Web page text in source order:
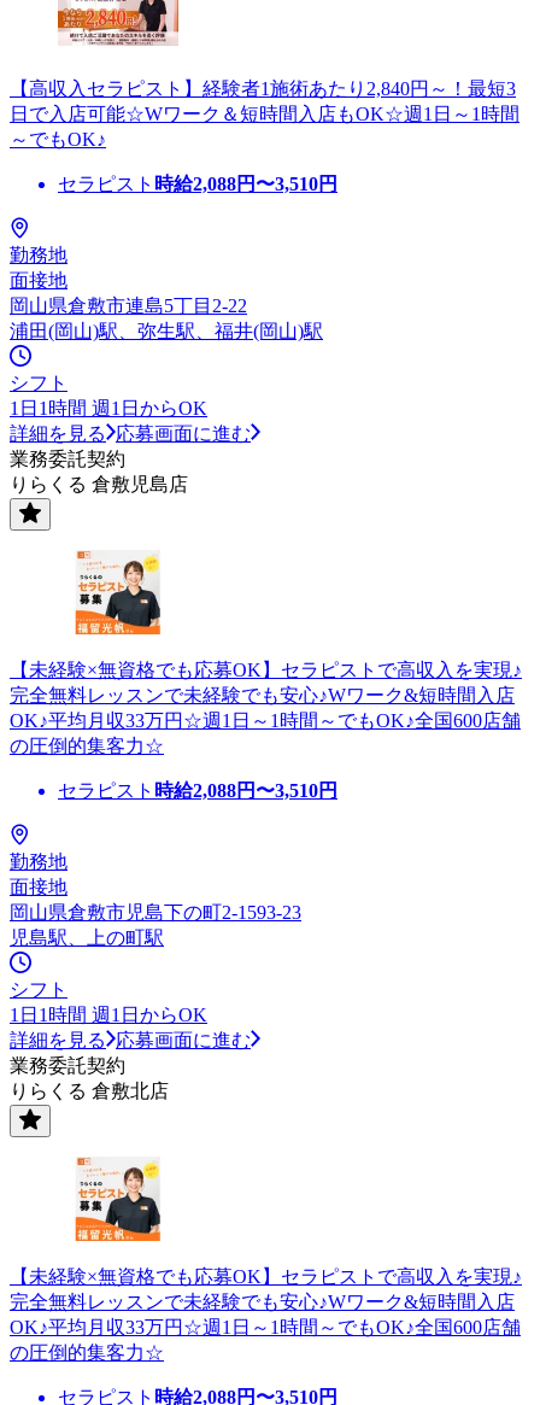
【高収入セラピスト】経験者1施術あたり2,840円～！最短3
日で入店可能☆Wワーク＆短時間入店もOK☆週1日～1時間
～でもOK♪
セラピスト 時給2,088円〜3,510円
勤務地
面接地
岡山県倉敷市連島5丁目2-22
浦田(岡山)駅、弥生駅、福井(岡山)駅
シフト
1日1時間 週1日からOK
詳細を見る
応募画面に進む
業務委託契約
りらくる 倉敷児島店
【未経験×無資格でも応募OK】セラピストで高収入を実現♪
完全無料レッスンで未経験でも安心♪Wワーク&短時間入店
OK♪平均月収33万円☆週1日～1時間～でもOK♪全国600店舗
の圧倒的集客力☆
セラピスト 時給2,088円〜3,510円
勤務地
面接地
岡山県倉敷市児島下の町2-1593-23
児島駅、上の町駅
シフト
1日1時間 週1日からOK
詳細を見る
応募画面に進む
業務委託契約
りらくる 倉敷北店
【未経験×無資格でも応募OK】セラピストで高収入を実現♪
完全無料レッスンで未経験でも安心♪Wワーク&短時間入店
OK♪平均月収33万円☆週1日～1時間～でもOK♪全国600店舗
の圧倒的集客力☆
セラピスト 時給2,088円〜3,510円